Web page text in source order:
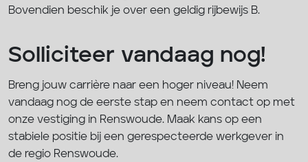
Bovendien beschik je over een geldig rijbewijs B.
Solliciteer vandaag nog!
Breng jouw carrière naar een hoger niveau! Neem
vandaag nog de eerste stap en neem contact op met
onze vestiging in Renswoude. Maak kans op een
stabiele positie bij een gerespecteerde werkgever in
de regio Renswoude.